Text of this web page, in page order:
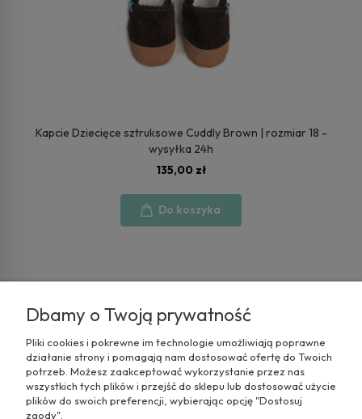
Kapcie Dziecięce sztruksowe Cuddly Brown | rozmiar 18 -
wysyłka 24h
135,00 zł
Do koszyka
Dbamy o Twoją prywatność
Pliki cookies i pokrewne im technologie umożliwiają poprawne
działanie strony i pomagają nam dostosować ofertę do Twoich
potrzeb. Możesz zaakceptować wykorzystanie przez nas
wszystkich tych plików i przejść do sklepu lub dostosować użycie
plików do swoich preferencji, wybierając opcję "Dostosuj
zgody".